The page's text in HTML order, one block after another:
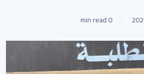
0 min read